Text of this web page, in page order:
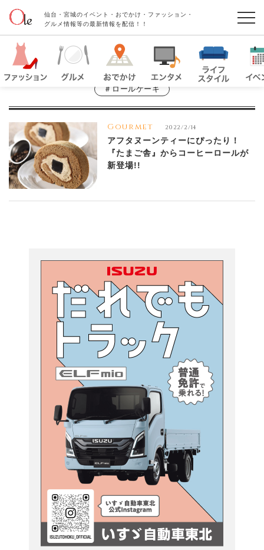
仙台・宮城のイベント・おでかけ・ファッション・
グルメ情報等の最新情報を配信！！
＃ロールケーキ
Gourmet 2022/2/14
アフタヌーンティーにぴったり！
『たまご舎』からコーヒーロールが
新登場!!